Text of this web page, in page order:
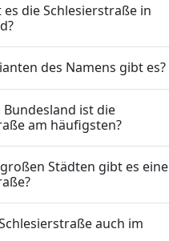
die Schlesierstraße in
des Namens gibt es?
ist die
am häufigsten?
Städten gibt es eine
auch im